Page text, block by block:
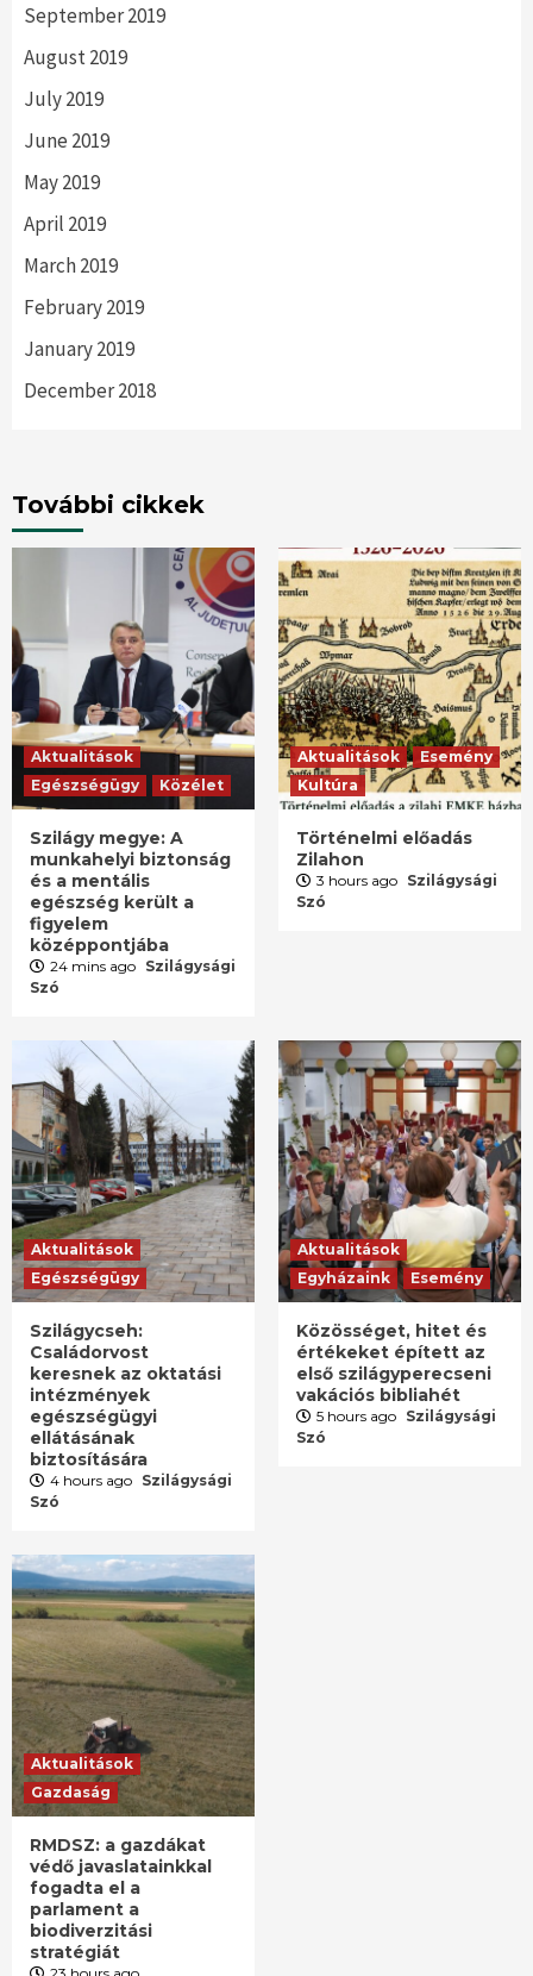
September 2019
August 2019
July 2019
June 2019
May 2019
April 2019
March 2019
February 2019
January 2019
December 2018
További cikkek
Aktualitások
Egészségügy
Közélet
Szilágy megye: A
munkahelyi biztonság
és a mentális
egészség került a
figyelem
középpontjába
24 mins ago Szilágysági
Szó
Aktualitások
Esemény
Kultúra
Történelmi előadás
Zilahon
3 hours ago Szilágysági
Szó
Aktualitások
Egészségügy
Szilágycseh:
Családorvost
keresnek az oktatási
intézmények
egészségügyi
ellátásának
biztosítására
4 hours ago Szilágysági
Szó
Aktualitások
Egyházaink
Esemény
Közösséget, hitet és
értékeket épített az
első szilágyperecseni
vakációs bibliahét
5 hours ago Szilágysági
Szó
Aktualitások
Gazdaság
RMDSZ: a gazdákat
védő javaslatainkkal
fogadta el a
parlament a
biodiverzitási
stratégiát